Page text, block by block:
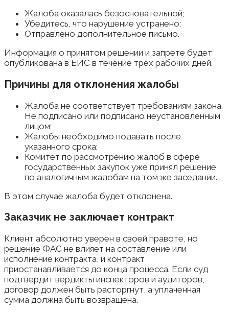
Жалоба оказалась безосновательной;
Убедитесь, что нарушение устранено;
Отправлено дополнительное письмо.
Информация о принятом решении и запрете будет
опубликована в ЕИС в течение трех рабочих дней.
Причины для отклонения жалобы
Жалоба не соответствует требованиям закона.
Не подписано или подписано неустановленным
лицом;
Жалобы необходимо подавать после
указанного срока;
Комитет по рассмотрению жалоб в сфере
государственных закупок уже принял решение
по аналогичным жалобам на том же заседании.
В этом случае жалоба будет отклонена.
Заказчик не заключает контракт
Клиент абсолютно уверен в своей правоте, но
решение ФАС не влияет на составление или
исполнение контракта, и контракт
приостанавливается до конца процесса. Если суд
подтвердит вердикты инспекторов и аудиторов,
договор должен быть расторгнут, а уплаченная
сумма должна быть возвращена.